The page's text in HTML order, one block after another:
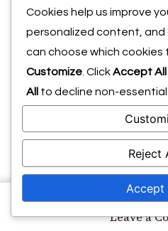
Leave a
You may also
Cookies help us improve
personalized content, and
can choose which cookies
Customize . ClickAccept All
All
to decline non-essential
Reject
Accept